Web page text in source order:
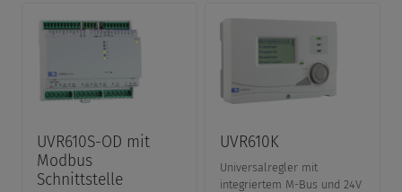
UVR610S-OD mit
Modbus
Schnittstelle
UVR610K
Universalregler mit
integriertem M-Bus und 24V